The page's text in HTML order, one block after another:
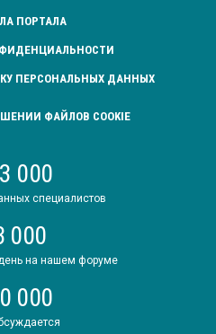
ПОРТАЛА
ПЕРСОНАЛЬНЫХ ДАННЫХ
ФАЙЛОВ COOKIE
000
специалистов
000
на нашем форуме
000